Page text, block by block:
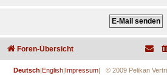
Foren-Übersicht
Deutsch|English|Impressum| © 2009 Pelikan